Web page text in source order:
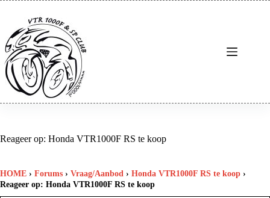
inhoud
Reageer op: Honda VTR1000F RS te koop
HOME › Forums › Vraag/Aanbod › Honda VTR1000F RS te koop ›
Reageer op: Honda VTR1000F RS te koop